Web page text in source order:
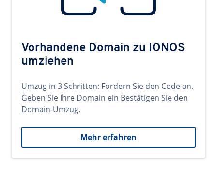
Vorhandene Domain zu IONOS
umziehen
Umzug in 3 Schritten: Fordern Sie den Code an.
Geben Sie Ihre Domain ein Bestätigen Sie den
Domain-Umzug.
Mehr erfahren